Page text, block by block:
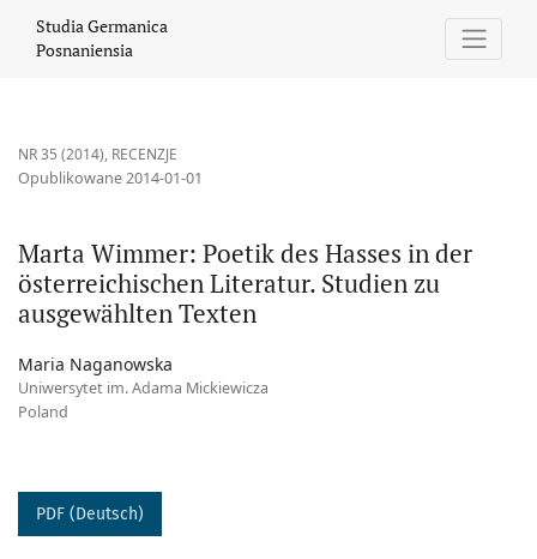
Studia Germanica
Posnaniensia
NR 35 (2014), RECENZJE
Marta Wimmer: Poetik des Hasses in der
österreichischen Literatur. Studien zu
ausgewählten Texten
Opublikowane 2014-01-01
Maria Naganowska
Uniwersytet im. Adama Mickiewicza
Poland
PDF (Deutsch)